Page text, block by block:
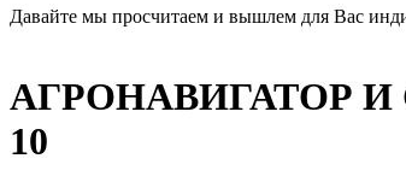
Давайте мы просчитаем и вышлем для Вас
АГРОНАВИГАТОР
10